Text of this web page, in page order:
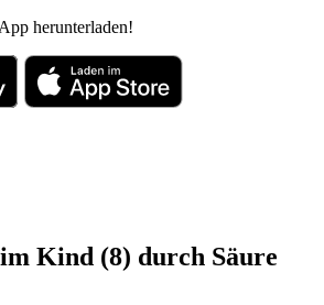
herunterladen!
Kind (8) durch Säure